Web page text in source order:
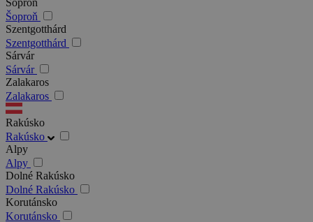
Šoproň
Šoproň
Szentgotthárd
Szentgotthárd
Sárvár
Sárvár
Zalakaros
Zalakaros
Rakúsko
Rakúsko
Alpy
Alpy
Dolné Rakúsko
Dolné Rakúsko
Korutánsko
Korutánsko